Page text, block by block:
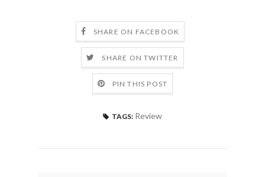
SHARE ON FACEBOOK
SHARE ON TWITTER
PIN THIS POST
TAGS: Review